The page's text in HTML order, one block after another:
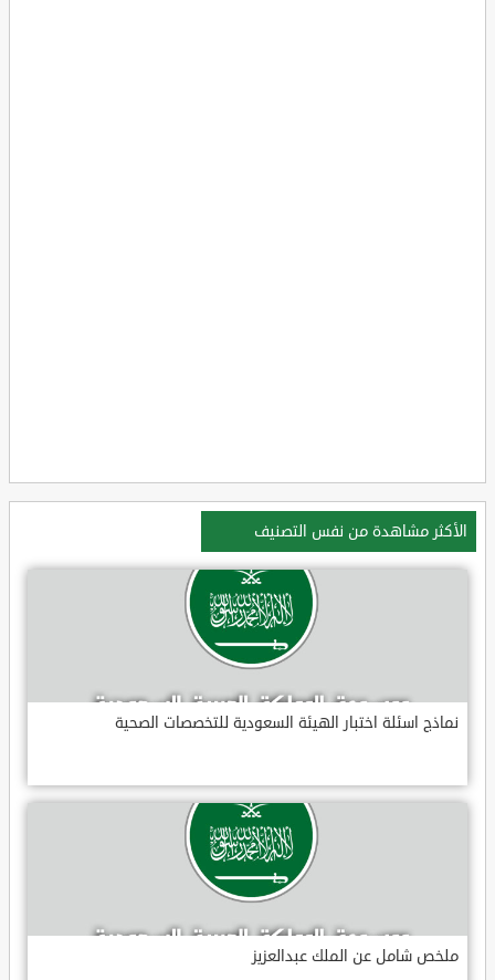
الأكثر مشاهدة من نفس التصنيف
نماذج اسئلة اختبار الهيئة السعودية للتخصصات الصحية
ملخص شامل عن الملك عبدالعزيز